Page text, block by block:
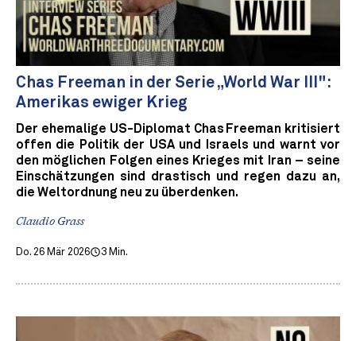
Chas Freeman in der Serie „World War III":
Amerikas ewiger Krieg
Der ehemalige US-Diplomat Chas Freeman kritisiert
offen die Politik der USA und Israels und warnt vor
den möglichen Folgen eines Krieges mit Iran – seine
Einschätzungen sind drastisch und regen dazu an,
die Weltordnung neu zu überdenken.
Claudio Grass
Do. 26 Mär 2026 3 Min.